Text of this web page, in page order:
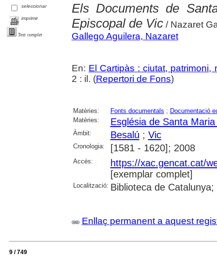
seleccionar
imprimir
Text complet
Els Documents de
Episcopal de Vic/ Nazaret
Gallego Aguilera, Nazaret
En: El Cartipàs : ciutat, patrimoni,
2 : il. (Repertori de Fons)
Matèries: Fonts documentals ; Documentació
Matèries:
Església de Santa
Àmbit: Besalú ; Vic
Cronologia: [1581 - 1620]; 2008
Accés:
https://xac.gencat.cat/
[exemplar complet]
Localització: Biblioteca de
Enllaç permanent a aquest
9 / 749